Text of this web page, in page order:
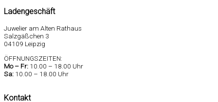
Ladengeschäft
Juwelier am Alten Rathaus
Salzgäßchen 3
04109 Leipzig
ÖFFNUNGSZEITEN:
Mo – Fr: 10.00 – 18.00 Uhr
Sa: 10.00 – 18.00 Uhr
Kontakt